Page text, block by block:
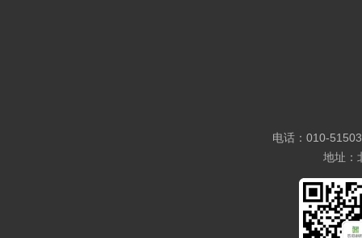
电话：010-
地址：